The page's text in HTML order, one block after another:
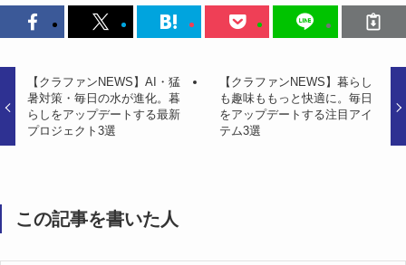
【クラファンNEWS】AI・猛
暑対策・毎日の水が進化。暮
らしをアップデートする最新
プロジェクト3選
【クラファンNEWS】暮らし
も趣味ももっと快適に。毎日
をアップデートする注目アイ
テム3選
この記事を書いた人